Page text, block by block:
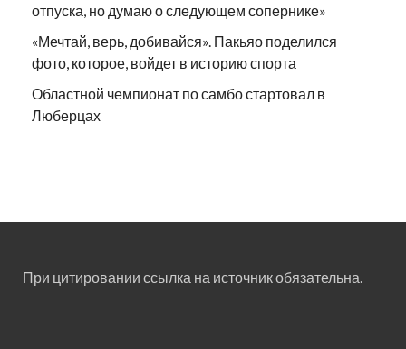
отпуска, но думаю о следующем сопернике»
«Мечтай, верь, добивайся». Пакьяо поделился
фото, которое, войдет в историю спорта
Областной чемпионат по самбо стартовал в
Люберцах
При цитировании ссылка на источник обязательна.